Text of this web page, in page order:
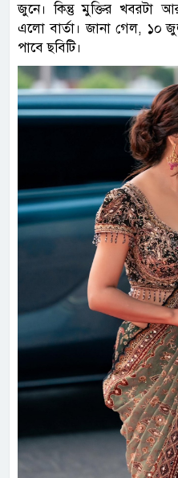
জুনে। কিন্তু মুক্তির খবরটা
এলো বার্তা। জানা গেল, ১০
পাবে ছবিটি।